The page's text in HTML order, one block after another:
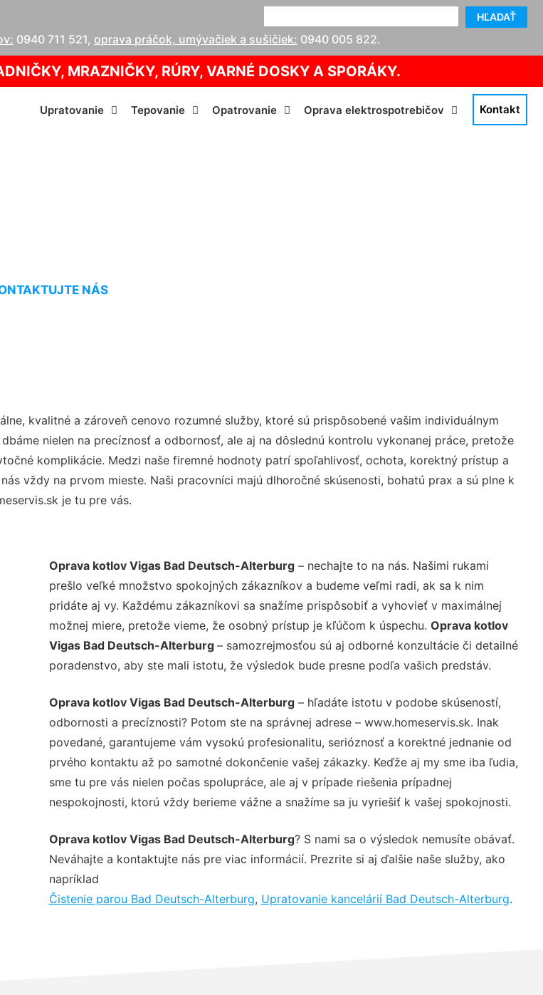
HĽADAŤ
0940 711 521, oprava práčok, umývačiek a sušičiek: 0940 005 822.
MRAZNIČKY, RÚRY, VARNÉ DOSKY A SPORÁKY.
Upratovanie Tepovanie Opatrovanie Oprava elektrospotrebičov Kontakt
NÁS
kvalitné a zároveň cenovo rozumné služby, ktoré sú prispôsobené vašim individuálnym
nielen na precíznosť a odbornosť, ale aj na dôslednú kontrolu vykonanej práce, pretože
komplikácie. Medzi naše firemné hodnoty patrí spoľahlivosť, ochota, korektný prístup a
vždy na prvom mieste. Naši pracovníci majú dlhoročné skúsenosti, bohatú prax a sú plne k
je tu pre vás.
Oprava kotlov Vigas Bad Deutsch-Alterburg– nechajte to na nás. Našimi rukami
prešlo veľké množstvo spokojných zákazníkov a budeme veľmi radi, ak sa k nim
pridáte aj vy. Každému zákazníkovi sa snažíme prispôsobiť a vyhovieť v maximálnej
možnej miere, pretože vieme, že osobný prístup je kľúčom k úspechu. Oprava kotlov
Vigas Bad Deutsch-Alterburg – samozrejmosťou sú aj odborné konzultácie či detailné
poradenstvo, aby ste mali istotu, že výsledok bude presne podľa vašich predstáv.
Oprava kotlov Vigas Bad Deutsch-Alterburg– hľadáte istotu v podobe skúseností,
odbornosti a precíznosti? Potom ste na správnej adrese – www.homeservis.sk. Inak
povedané, garantujeme vám vysokú profesionalitu, serióznosť a korektné jednanie od
prvého kontaktu až po samotné dokončenie vašej zákazky. Keďže aj my sme iba ľudia,
sme tu pre vás nielen počas spolupráce, ale aj v prípade riešenia prípadnej
nespokojnosti, ktorú vždy berieme vážne a snažíme sa ju vyriešiť k vašej spokojnosti.
Oprava kotlov Vigas Bad Deutsch-Alterburg? S nami sa o výsledok nemusíte obávať.
Neváhajte a kontaktujte nás pre viac informácií. Prezrite si aj ďalšie naše služby, ako
napríklad
Čistenie parou Bad Deutsch-Alterburg, Upratovanie kancelárií Bad Deutsch-Alterburg.